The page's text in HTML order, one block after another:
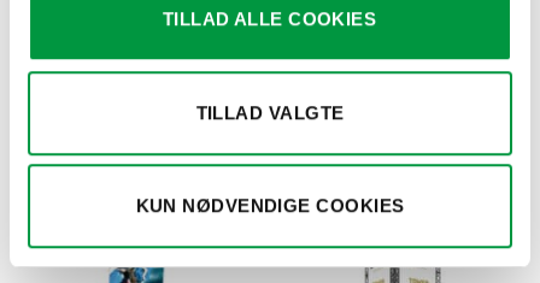
TILLAD ALLE COOKIES
TILLAD VALGTE
KUN NØDVENDIGE COOKIES
oplæg og skitser, på lige netop din og dit Messe. og
Udstillingssystem.
RELATEREDE VARER